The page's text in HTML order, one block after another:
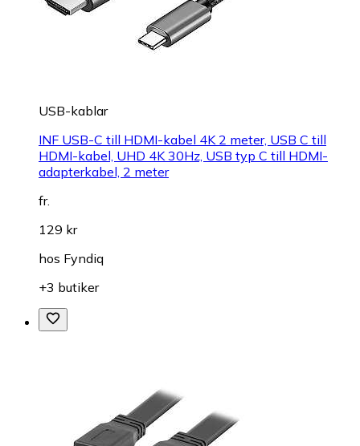
USB-kablar
INF USB-C till HDMI-kabel 4K 2 meter, USB C till
HDMI-kabel, UHD 4K 30Hz, USB typ C till HDMI-
adapterkabel, 2 meter
fr.
129 kr
hos Fyndiq
+3 butiker